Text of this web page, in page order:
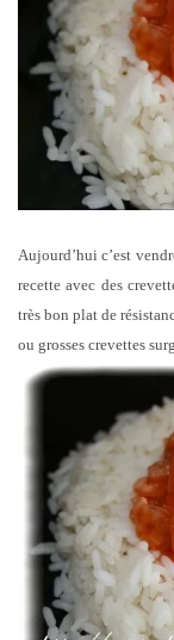
Aujourd’hui c’est
recette avec des
très bon plat de
ou grosses crevettes